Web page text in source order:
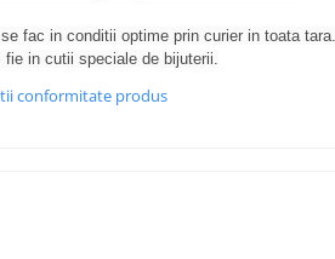
se fac in conditii optime prin curier in toata
fie in cutii speciale de bijuterii.
conformitate produs